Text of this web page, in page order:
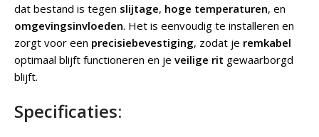
dat bestand is tegen slijtage, hoge temperaturen, en
omgevingsinvloeden. Het is eenvoudig te installeren en
zorgt voor een precisiebevestiging, zodat je remkabel
optimaal blijft functioneren en je veilige rit gewaarborgd
blijft.
Specificaties: